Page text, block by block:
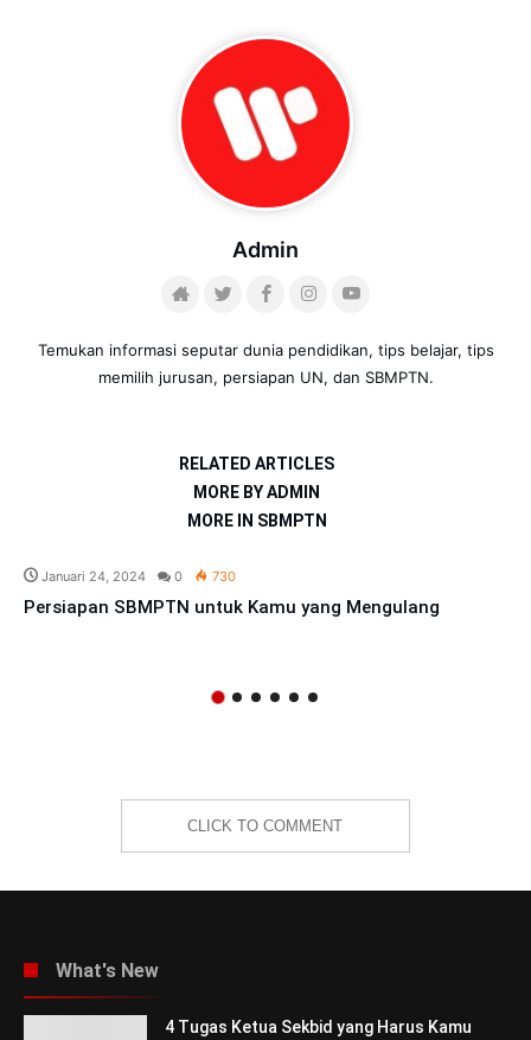
Admin
Temukan informasi seputar dunia pendidikan, tips belajar, tips
memilih jurusan, persiapan UN, dan SBMPTN.
RELATED ARTICLES
MORE BY ADMIN
MORE IN SBMPTN
Januari 24, 2024 0 730
Persiapan SBMPTN untuk Kamu yang Mengulang
CLICK TO COMMENT
What's New
4 Tugas Ketua Sekbid yang Harus Kamu